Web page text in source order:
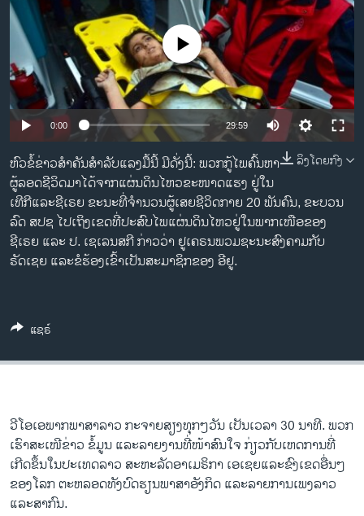
ຊຸມຊົນຊາວລາວ
ວິທະຍາສາດ-ເທັກໂນໂລຈີ
ທຸລະກິດ
ພາສາອັງກິດ
ວີດີໂອ
ສຽງ
ລາຍການກະຈາຍສຽງ
ລາຍງານ
ຕິດຕາມພວກເຮົາ ທີ່
No media source currently available
0:00 29:59
ລິງໂດຍກົງ
ຫົວຂໍ້ຂ່າວສຳຄັນສຳລັບແລງມື້ນີ້ ມີດັ່ງນີ້: ພວກກູ້ໄພຄົ້ນຫາ
ຜູ້ລອດຊີວິດມາໄດ້ຈາກແຜ່ນດິນໄຫວຂະໜາດແຮງ ຢູ່ໃນ
ເທີກີແລະຊີເຣຍ ຂະນະທີ່ຈຳນວນຜູ້ເສຍຊີວິດກາຍ 20 ພັນຄົນ, ຂະບວນ
ລົດ ສປຊ ໄປເຖິງເຂດທີ່ປະສົບໄພແຜ່ນດິນໄຫວຢູ່ໃນພາກເໜືອຂອງ
ຊີເຣຍ ແລະ ປ. ເຊເລນສກີ ກ່າວວ່າ ຢູເຄຣນພວມຊະນະສົງຄາມກັບ
ຣັດເຊຍ ແລະຂໍຮ້ອງເຂົ້າເປັນສະມາຊິກຂອງ ອີຢູ.
ແຊຣ໌
ວີໂອເອພາກພາສາລາວ ກະຈາຍສຽງທຸກໆວັນ ເປັນເວລາ 30 ນາທີ. ພວກ
ເຮົາສະເໜີຂ່າວ ຂໍ້ມູນ ແລະລາຍງານທີ່ໜ້າສົນໃຈ ກ່ຽວກັບເຫດການທີ່
ເກີດຂຶ້ນໃນປະເທດລາວ ສະຫະລັດອາເມຣິກາ ເອເຊຍແລະຂົງເຂດອື່ນໆ
ຂອງໂລກ ຕະຫລອດທັງບົດຮຽນພາສາອັງກິດ ແລະລາຍການເພງລາວ
ແລະສາກົນ.